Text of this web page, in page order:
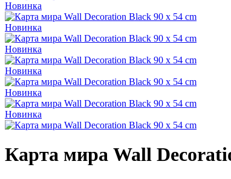
Новинка
Новинка
Новинка
Новинка
Новинка
Новинка
Карта мира Wall